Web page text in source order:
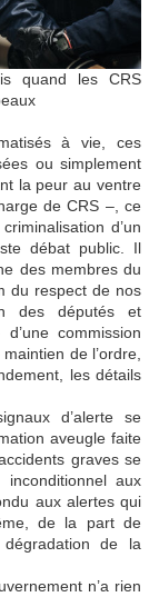
quand les CRS
à vie, ces
ou simplement
la peur au ventre
de CRS –, ce
d’un
débat public. Il
des membres du
du respect de nos
des députés et
commission
de l’ordre,
les détails
d’alerte se
aveugle faite
graves se
aux
aux alertes qui
de la part de
dégradation de la
n’a rien